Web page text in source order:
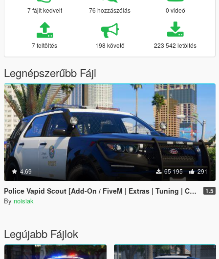
7 fájlt kedvelt 76 hozzászólás 0 videó
7 feltöltés 198 követő 223 542 letöltés
Legnépszerűbb Fájl
4.69 65 195 291
Police Vapid Scout [Add-On / FiveM | Extras | Tuning | CallSign System | Rotating Spotlights] 1.5
By noisiak
Legújabb Fájlok